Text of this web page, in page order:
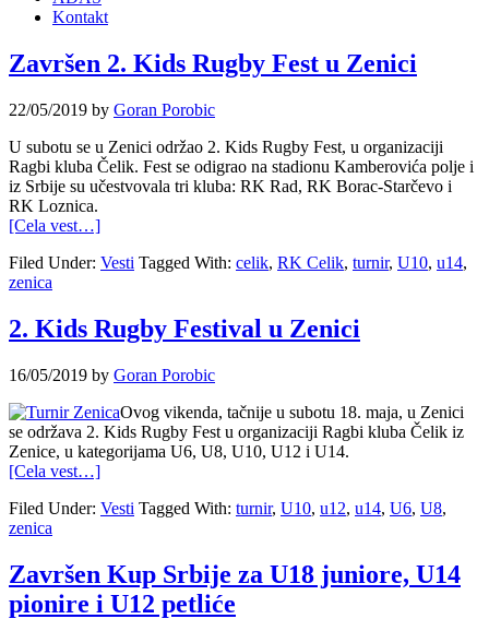
Kontakt
Završen 2. Kids Rugby Fest u Zenici
22/05/2019 by Goran Porobic
U subotu se u Zenici održao 2. Kids Rugby Fest, u organizaciji
Ragbi kluba Čelik. Fest se odigrao na stadionu Kamberovića polje i
iz Srbije su učestvovala tri kluba: RK Rad, RK Borac-Starčevo i
RK Loznica.
[Cela vest…]
Filed Under: Vesti Tagged With: celik, RK Celik, turnir, U10, u14,
zenica
2. Kids Rugby Festival u Zenici
16/05/2019 by Goran Porobic
Ovog vikenda, tačnije u subotu 18. maja, u Zenici
se održava 2. Kids Rugby Fest u organizaciji Ragbi kluba Čelik iz
Zenice, u kategorijama U6, U8, U10, U12 i U14.
[Cela vest…]
Filed Under: Vesti Tagged With: turnir, U10, u12, u14, U6, U8,
zenica
Završen Kup Srbije za U18 juniore, U14
pionire i U12 petliće